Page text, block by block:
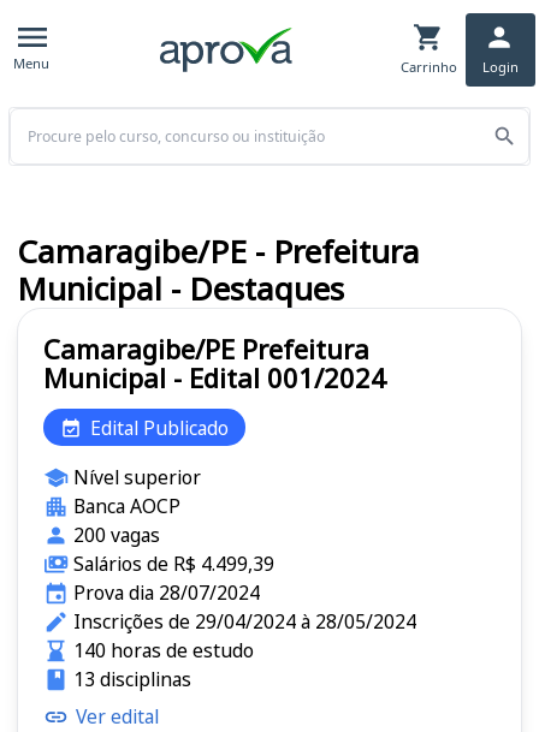
Menu Carrinho Login
Buscar
Camaragibe/PE Prefeitura
Municipal - Edital 001/2024
Edital Publicado
Nível superior
Banca AOCP
200 vagas
Salários de R$ 4.499,39
Prova dia 28/07/2024
Inscrições de 29/04/2024 à 28/05/2024
140 horas de estudo
13 disciplinas
Ver edital
Camaragibe/PE - Prefeitura
Municipal - Destaques